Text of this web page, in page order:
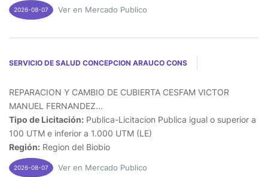
2026-08-07 Ver en Mercado Publico
SERVICIO DE SALUD CONCEPCION ARAUCO CONS
REPARACION Y CAMBIO DE CUBIERTA CESFAM VICTOR
MANUEL FERNANDEZ...
Tipo de Licitación: Publica-Licitacion Publica igual o superior a
100 UTM e inferior a 1.000 UTM (LE)
Región: Region del Biobio
2026-08-07 Ver en Mercado Publico